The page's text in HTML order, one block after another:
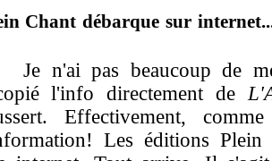
Chant débarque sur
n'ai pas beaucoup de
l'info directement de
Effectivement,
Les éditions